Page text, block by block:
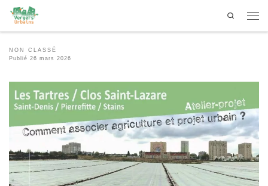
Passer au contenu
Search
NON CLASSÉ
Publié 26 mars 2026